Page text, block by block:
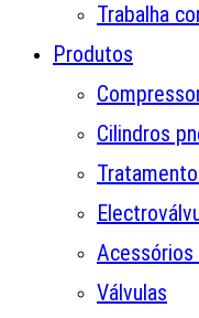
Trabalha
Produtos
Cilindros
Válvulas